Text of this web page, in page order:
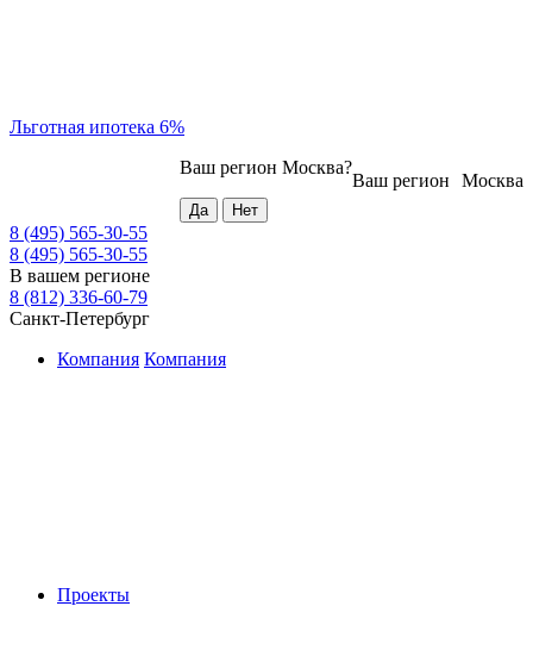
Льготная ипотека 6%
Москва
Ваш регион
Ваш регион Москва?
8 (495) 565-30-55
8 (495) 565-30-55
В вашем регионе
8 (812) 336-60-79
Санкт-Петербург
Компания Компания
Проекты